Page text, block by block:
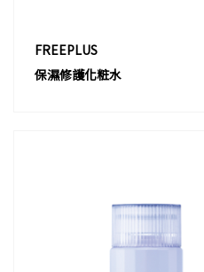
FREEPLUS
保濕修護化粧水